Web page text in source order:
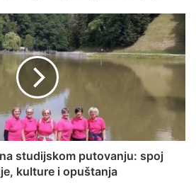
studijskom putovanju: spoj
kulture i opuštanja